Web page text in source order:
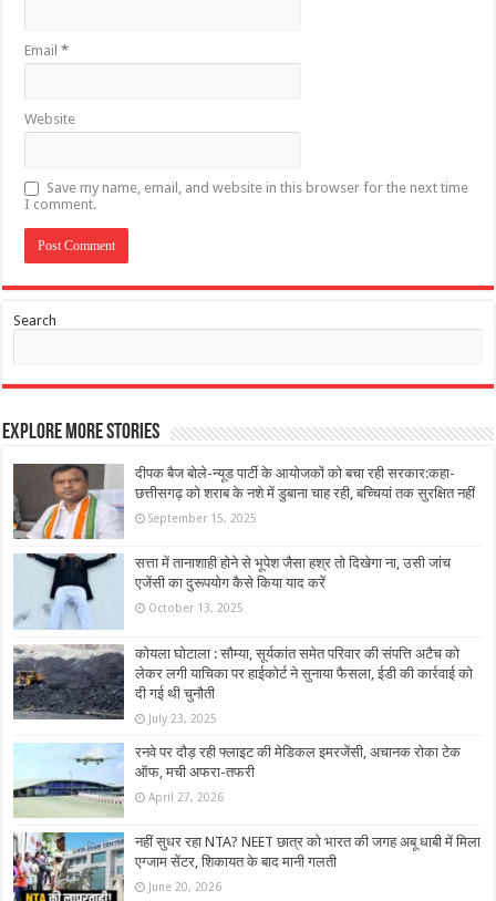
Email*
Website
Save my name, email, and website in this browser for the next time
I comment.
Search
Explore More Stories
दीपक बैज बोले-न्यूड पार्टी के आयोजकों को बचा रही सरकार:कहा-
छत्तीसगढ़ को शराब के नशे में डुबाना चाह रही, बच्चियां तक सुरक्षित नहीं
September 15, 2025
सत्ता में तानाशाही होने से भूपेश जैसा हश्र तो दिखेगा ना, उसी जांच
एजेंसी का दुरूपयोग कैसे किया याद करें
October 13, 2025
कोयला घोटाला : सौम्या, सूर्यकांत समेत परिवार की संपत्ति अटैच को
लेकर लगी याचिका पर हाईकोर्ट ने सुनाया फैसला, ईडी की कार्रवाई को
दी गई थी चुनौती
July 23, 2025
रनवे पर दौड़ रही फ्लाइट की मेडिकल इमरजेंसी, अचानक रोका टेक
ऑफ, मची अफरा-तफरी
April 27, 2026
नहीं सुधर रहा NTA? NEET छात्र को भारत की जगह अबू धाबी में मिला
एग्जाम सेंटर, शिकायत के बाद मानी गलती
June 20, 2026